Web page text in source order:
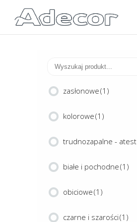
zasłonowe(1)
kolorowe(1)
trudnozapalne - atest
białe i pochodne(1)
obiciowe(1)
czarne i szarości(1)